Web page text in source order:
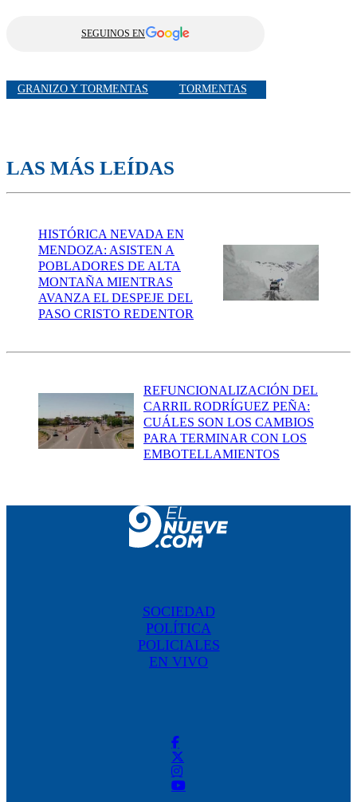
SEGUINOS EN
GRANIZO Y TORMENTAS TORMENTAS
LAS MÁS LEÍDAS
HISTÓRICA NEVADA EN
MENDOZA: ASISTEN A
POBLADORES DE ALTA
MONTAÑA MIENTRAS
AVANZA EL DESPEJE DEL
PASO CRISTO REDENTOR
REFUNCIONALIZACIÓN DEL
CARRIL RODRÍGUEZ PEÑA:
CUÁLES SON LOS CAMBIOS
PARA TERMINAR CON LOS
EMBOTELLAMIENTOS
SOCIEDAD
POLÍTICA
POLICIALES
EN VIVO